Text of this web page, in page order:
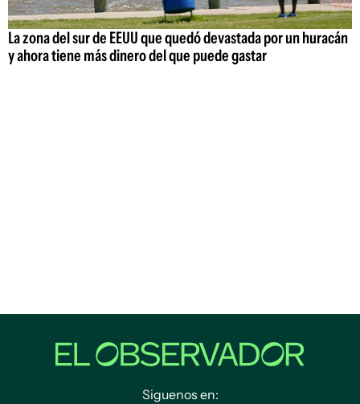
La zona del sur de EEUU que quedó devastada por un huracán
y ahora tiene más dinero del que puede gastar
Siguenos en: